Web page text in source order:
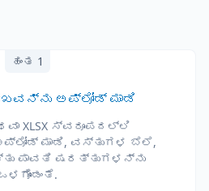
ಹಂತ 1
ಅಪ್‌ಲೋಡ್ ಮಾಡಿ
XLSX ಸ್ವರೂಪದಲ್ಲಿ
ಮಾಡಿ, ವಸ್ತುಗಳ ಬೆಲೆ,
ಪಾವತಿ ಷರತ್ತುಗಳನ್ನು